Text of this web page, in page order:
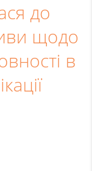
до
щодо
в